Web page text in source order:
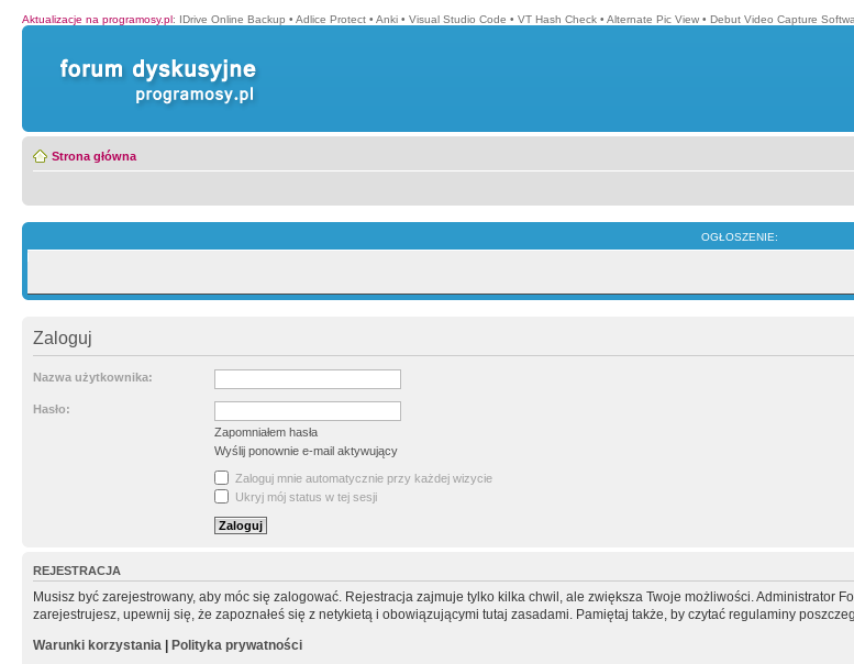
Aktualizacje na programosy.pl: IDrive Online Backup • Adlice Protect • Anki • Visual Studio Code • VT Hash Check • Alternate Pic View • Debut Video Capture
Strona główna
OGŁOSZENIE:
Zaloguj
Nazwa użytkownika:
Hasło:
Zapomniałem hasła
Wyślij ponownie e-mail aktywujący
Zaloguj mnie automatycznie przy każdej wizycie
Ukryj mój status w tej sesji
REJESTRACJA
Musisz być zarejestrowany, aby móc się zalogować. Rejestracja zajmuje tylko kilka chwil, ale zwiększa Twoje możliwości. Administrator
zarejestrujesz, upewnij się, że zapoznałeś się z netykietą i obowiązującymi tutaj zasadami. Pamiętaj także, by czytać regulaminy
Warunki korzystania | Polityka prywatności